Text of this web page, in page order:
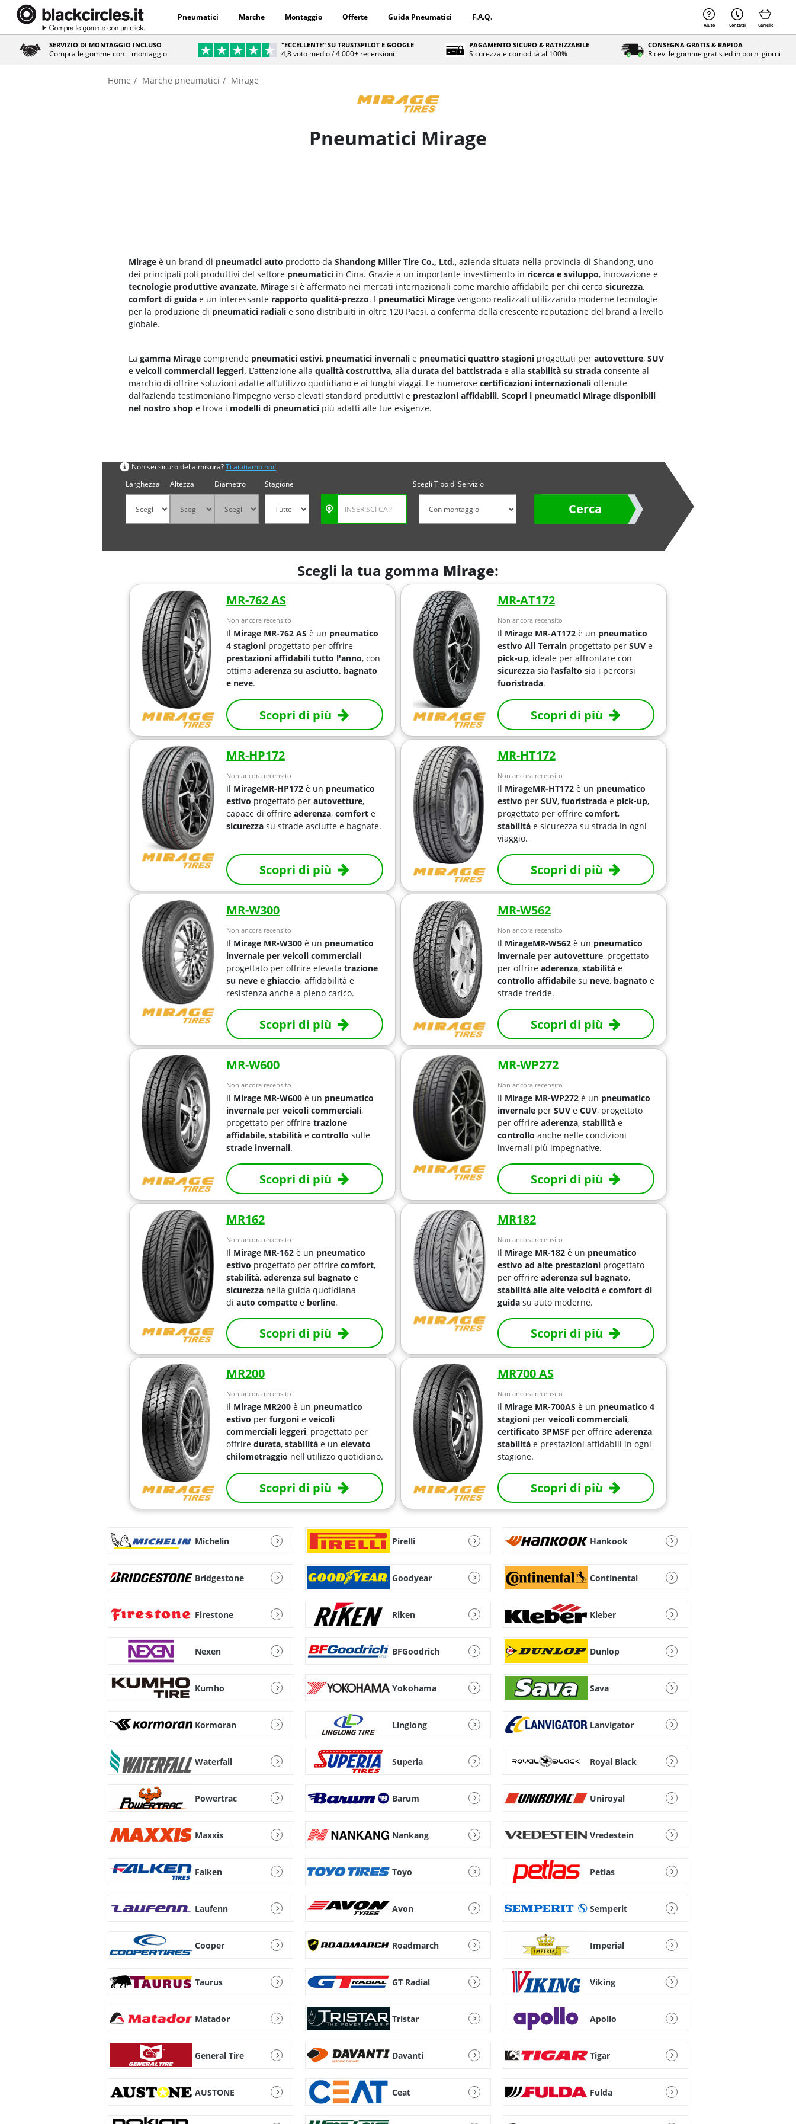
Pneumatici Marche Montaggio Offerte Guida Pneumatici F.A.Q.
Aiuto Contatti Carrello
SERVIZIO DI MONTAGGIO INCLUSO
Compra le gomme con il montaggio
"ECCELLENTE" SU TRUSTSPILOT E GOOGLE
4,8 voto medio / 4.000+ recensioni
PAGAMENTO SICURO & RATEIZZABILE
Sicurezza e comodità al 100%
CONSEGNA GRATIS & RAPIDA
Ricevi le gomme gratis ed in pochi giorni
Home Marche pneumatici Mirage
Pneumatici Mirage
Mirage è un brand di pneumatici auto prodotto da Shandong Miller Tire Co., Ltd., azienda situata nella provincia di Shandong, uno
dei principali poli produttivi del settore pneumatici in Cina. Grazie a un importante investimento in ricerca e sviluppo, innovazione e
tecnologie produttive avanzate, Mirage si è affermato nei mercati internazionali come marchio affidabile per chi cerca sicurezza,
comfort di guida e un interessante rapporto qualità-prezzo. I pneumatici Mirage vengono realizzati utilizzando moderne tecnologie
per la produzione di pneumatici radiali e sono distribuiti in oltre 120 Paesi, a conferma della crescente reputazione del brand a livello
globale.
La gamma Mirage comprende pneumatici estivi, pneumatici invernali e pneumatici quattro stagioni progettati per autovetture, SUV
e veicoli commerciali leggeri. L’attenzione alla qualità costruttiva, alla durata del battistrada e alla stabilità su strada consente al
marchio di offrire soluzioni adatte all’utilizzo quotidiano e ai lunghi viaggi. Le numerose certificazioni internazionali ottenute
dall’azienda testimoniano l’impegno verso elevati standard produttivi e prestazioni affidabili. Scopri i pneumatici Mirage disponibili
nel nostro shop e trova i modelli di pneumatici più adatti alle tue esigenze.
Non sei sicuro della misura?Ti aiutiamo noi!
Larghezza
Altezza Diametro Stagione Scegli Tipo di Servizio
Cerca
Scegli la tua gomma Mirage:
MR-762 AS
Non ancora recensito
Il Mirage MR-762 AS è un pneumatico
4 stagioniprogettato per offrire
prestazioni affidabili tutto l'anno, con
ottima aderenza su asciutto, bagnato
e neve.
Scopri di più
MR-AT172
Non ancora recensito
Il Mirage MR-AT172è un pneumatico
estivo All Terrainprogettato per SUVe
pick-up, ideale per affrontare con
sicurezza sia l’asfalto sia i percorsi
fuoristrada.
Scopri di più
MR-HP172
Non ancora recensito
Il MirageMR-HP172è un pneumatico
estivo progettato per autovetture,
capace di offrire aderenza, comforte
sicurezzasu strade asciutte e bagnate.
Scopri di più
MR-HT172
Non ancora recensito
Il MirageMR-HT172è un pneumatico
estivo per SUV, fuoristradae pick-up,
progettato per offrire comfort,
stabilitàe sicurezza su strada in ogni
viaggio.
Scopri di più
MR-W300
Non ancora recensito
Il Mirage MR-W300è un pneumatico
invernale per veicoli commerciali
progettato per offrire elevata trazione
su neve e ghiaccio, affidabilità e
resistenza anche a pieno carico.
Scopri di più
MR-W562
Non ancora recensito
Il MirageMR-W562è un pneumatico
invernaleper autovetture, progettato
per offrire aderenza, stabilitàe
controllo affidabilesu neve, bagnato e
strade fredde.
Scopri di più
MR-W600
Non ancora recensito
Il Mirage MR-W600è un pneumatico
invernaleper veicoli commerciali,
progettato per offrire trazione
affidabile, stabilitàe controllo sulle
strade invernali.
Scopri di più
MR-WP272
Non ancora recensito
Il Mirage MR-WP272è un pneumatico
invernaleper SUVe CUV, progettato
per offrire aderenza, stabilitàe
controllo anche nelle condizioni
invernali più impegnative.
Scopri di più
MR162
Non ancora recensito
Il Mirage MR-162è un pneumatico
estivo progettato per offrire comfort,
stabilità, aderenza sul bagnato e
sicurezza nella guida quotidiana
di auto compattee berline.
Scopri di più
MR182
Non ancora recensito
Il Mirage MR-182è un pneumatico
estivo ad alte prestazioniprogettato
per offrire aderenza sul bagnato,
stabilità alle alte velocitàe comfort di
guidasu auto moderne.
Scopri di più
MR200
Non ancora recensito
Il Mirage MR200è un pneumatico
estivo per furgonie veicoli
commerciali leggeri, progettato per
offrire durata, stabilitàe un elevato
chilometraggio nell'utilizzo quotidiano.
Scopri di più
MR700 AS
Non ancora recensito
Il Mirage MR-700AS è un pneumatico 4
stagioniper veicoli commerciali,
certificato 3PMSF per offrire aderenza,
stabilitàe prestazioni affidabili in ogni
stagione.
Scopri di più
Michelin Pirelli Hankook
Bridgestone Goodyear Continental
Firestone Riken Kleber
Nexen BFGoodrich Dunlop
Kumho Yokohama Sava
Kormoran Linglong Lanvigator
Waterfall Superia Royal Black
Powertrac Barum Uniroyal
Maxxis Nankang Vredestein
Falken Toyo Petlas
Laufenn Avon Semperit
Cooper Roadmarch Imperial
Taurus GT Radial Viking
Matador Tristar Apollo
General Tire Davanti Tigar
AUSTONE Ceat Fulda